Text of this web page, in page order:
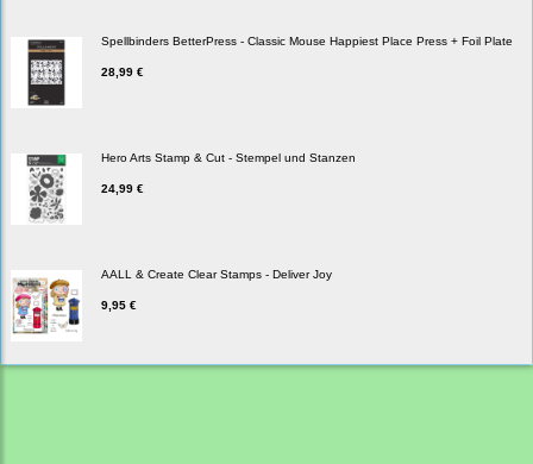
Spellbinders BetterPress - Classic Mouse Happiest Place Press + Foil Plate
28,99 €
Hero Arts Stamp & Cut - Stempel und Stanzen
24,99 €
AALL & Create Clear Stamps - Deliver Joy
9,95 €